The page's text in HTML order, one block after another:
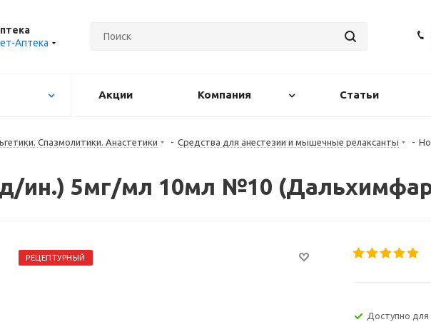
Аптека
Акции Компания Статьи
Спазмолитики. Анастетики - Средства для анестезии и мышечные релаксанты -
ин.) 5мг/мл 10мл №10
РЕЦЕПТУРНЫЙ
Доступно для